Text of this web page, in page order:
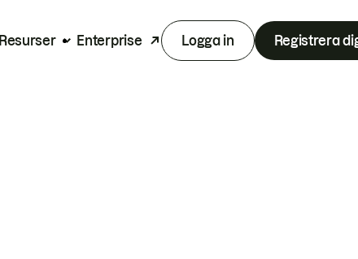
Resurser Enterprise Logga in Registrera